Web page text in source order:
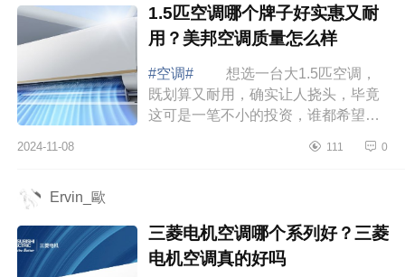
1.5匹空调哪个牌子好实惠又耐
用？美邦空调质量怎么样
#空调#
想选一台大1.5匹空调，
既划算又耐用，确实让人挠头，毕竟
这可是一笔不小的投资，谁都希望能
大家介绍下1.5匹空调哪个牌子好实惠
2024-11-08 111 0
Ervin_歐
三菱电机空调哪个系列好？三菱
电机空调真的好吗